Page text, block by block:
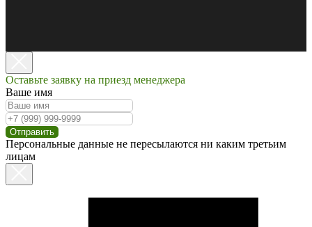
Оставьте заявку на приезд менеджера
Ваше имя
Отправить
Персональные данные не пересылаются ни каким третьим
лицам